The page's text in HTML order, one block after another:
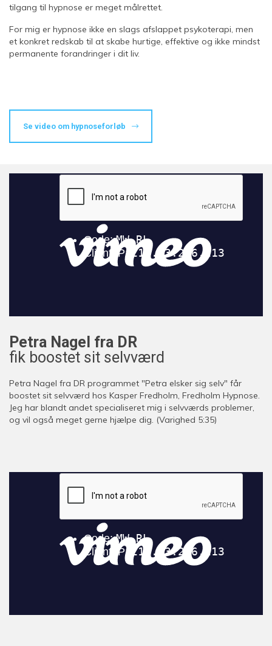
tilgang til hypnose er meget målrettet.
For mig er hypnose ikke en slags afslappet psykoterapi, men
et konkret redskab til at skabe hurtige, effektive og ikke mindst
permanente forandringer i dit liv.
Se video om hypnoseforløb
Petra Nagel fra DR
fik boostet sit selvværd
Petra Nagel fra DR programmet "Petra elsker sig selv" får
boostet sit selvværd hos Kasper Fredholm, Fredholm Hypnose.
Jeg har blandt andet specialiseret mig i selvværds problemer,
og vil også meget gerne hjælpe dig. (Varighed 5:35)